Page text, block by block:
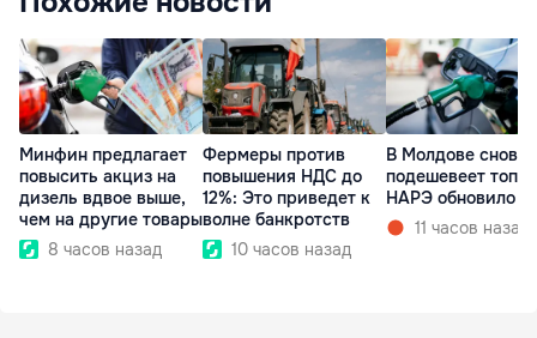
Минфин предлагает
повысить акциз на
дизель вдвое выше,
чем на другие товары
8 часов назад
Фермеры против
повышения НДС до
12%: Это приведет к
волне банкротств
10 часов назад
В Молдове снова
подешевеет
НАРЭ обновило
11 часов назад